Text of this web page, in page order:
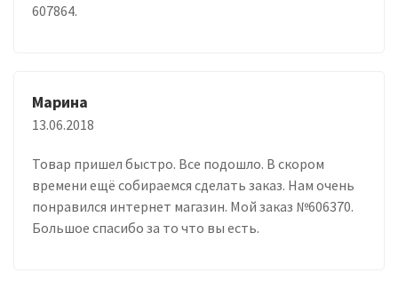
607864.
Марина
13.06.2018
Товар пришел быстро. Все подошло. В скором
времени ещё собираемся сделать заказ. Нам очень
понравился интернет магазин. Мой заказ №606370.
Большое спасибо за то что вы есть.